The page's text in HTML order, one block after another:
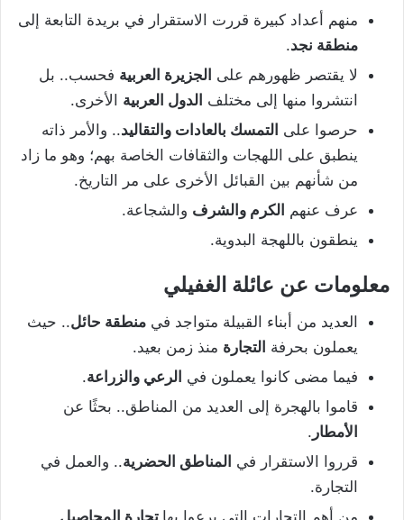
منهم أعداد كبيرة قررت الاستقرار في بريدة التابعة إلى
منطقة نجد.
لا يقتصر ظهورهم على الجزيرة العربية فحسب.. بل
انتشروا منها إلى مختلف الدول العربية الأخرى.
حرصوا على التمسك بالعادات والتقاليد.. والأمر ذاته
ينطبق على اللهجات والثقافات الخاصة بهم؛ وهو ما زاد
من شأنهم بين القبائل الأخرى على مر التاريخ.
عرف عنهم الكرم والشرف والشجاعة.
ينطقون باللهجة البدوية.
معلومات عن عائلة الغفيلي
العديد من أبناء القبيلة متواجد في منطقة حائل.. حيث
يعملون بحرفة التجارة منذ زمن بعيد.
فيما مضى كانوا يعملون في الرعي والزراعة.
قاموا بالهجرة إلى العديد من المناطق.. بحثًا عن
الأمطار .
قرروا الاستقرار في المناطق الحضرية.. والعمل في
التجارة.